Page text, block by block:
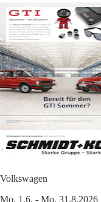
Volkswagen
Mo. 1.6. - Mo. 31.8.2026